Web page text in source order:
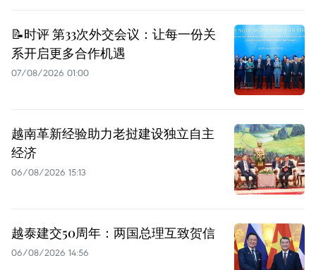
📝时评 第33次外交会议：让每一份关
系开启更多合作机遇
07/08/2026 01:00
越南革新经验助力老挝建设独立自主
经济
06/08/2026 15:13
越泰建交50周年：两国总理互致贺信
06/08/2026 14:56